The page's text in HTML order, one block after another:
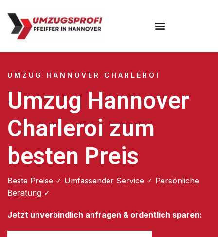
UMZUG HANNOVER CHARLEROI
Umzug Hannover
Charleroi zum
besten Preis
Beste Preise ✓ Umfassender Service ✓ Persönliche
Beratung ✓
Jetzt unverbindlich anfragen & ordentlich sparen: